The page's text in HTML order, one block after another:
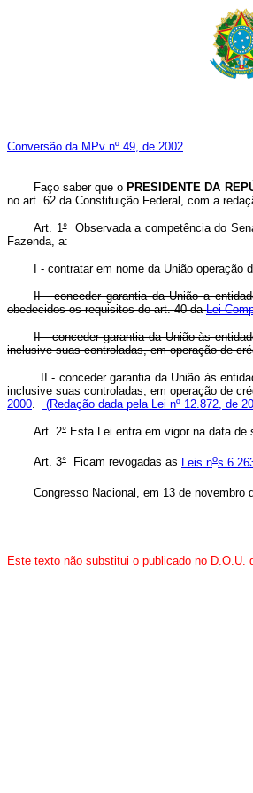
Conversão da MPv nº 49, de 2002
Faço saber que o PRESIDENTE DA
no art. 62 da Constituição Federal, com a
Art. 1°Observada a competência do
Fazenda, a:
I - contratar em nome da União operação
II - conceder garantia da União a
obedecidos os requisitos do art. 40 daLei
II - conceder garantia da União às
inclusive suas controladas, em operação de
II - conceder garantia da União às
inclusive suas controladas, em operação de
2000. (Redação dada pela Lei nº 12.872, de
Art. 2° Esta Lei entra em vigor na data de
Art. 3° Ficam revogadas as Leis nos
Congresso Nacional, em 13 de novembro
Este texto não substitui o publicado no D.O.U.